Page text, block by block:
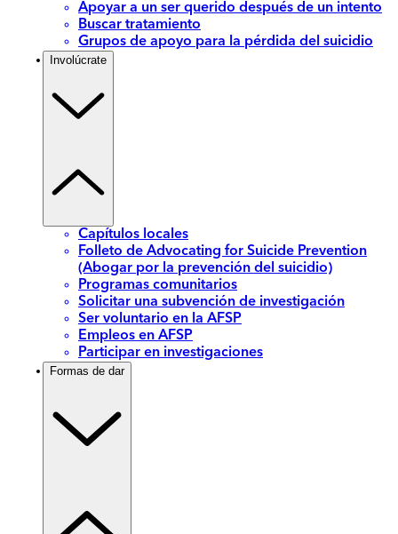
Apoyar a un ser querido después de un intento
Buscar tratamiento
Grupos de apoyo para la pérdida del suicidio
Involúcrate
Capítulos locales
Folleto de Advocating for Suicide Prevention
(Abogar por la prevención del suicidio)
Programas comunitarios
Solicitar una subvención de investigación
Ser voluntario en la AFSP
Empleos en AFSP
Participar en investigaciones
Formas de dar